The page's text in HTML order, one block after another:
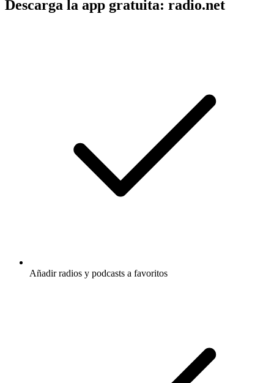
Descarga la app gratuita: radio.net
Añadir radios y podcasts a favoritos